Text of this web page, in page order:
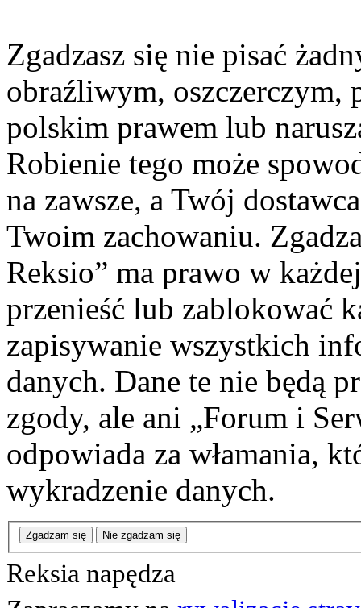
Zgadzasz się nie pisać
obraźliwym, oszczerczym,
polskim prawem lub
Robienie tego może
na zawsze, a Twój
Twoim zachowaniu.
Reksio” ma prawo w
przenieść lub zablokować
zapisywanie wszystkich
danych. Dane te nie będą
zgody, ale ani „Forum i
odpowiada za włamania,
wykradzenie danych.
Zgadzam się Nie zgadzam się
Reksia napędza